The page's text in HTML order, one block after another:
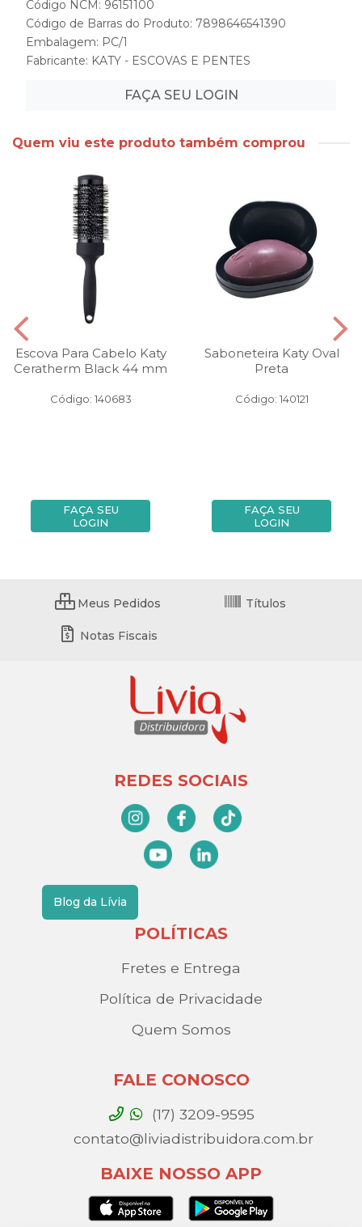
Código NCM: 96151100
Código de Barras do Produto: 7898646541390
Embalagem: PC/1
Fabricante: KATY - ESCOVAS E PENTES
FAÇA SEU LOGIN
Quem viu este produto também comprou
Escova Para Cabelo Katy
Ceratherm Black 44 mm
Código: 140683
FAÇA SEU
LOGIN
Saboneteira Katy Oval
Preta
Código: 140121
FAÇA SEU
LOGIN
Meus Pedidos Títulos
Notas Fiscais
REDES SOCIAIS
Blog da Lívia
POLÍTICAS
Fretes e Entrega
Política de Privacidade
Quem Somos
FALE CONOSCO
(17) 3209-9595
contato@liviadistribuidora.com.br
BAIXE NOSSO APP